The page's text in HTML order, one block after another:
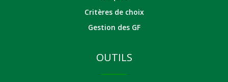
Critères de choix
Gestion des GF
OUTILS